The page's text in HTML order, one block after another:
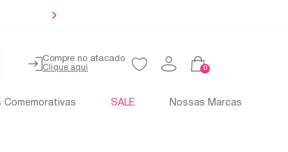
Compre no atacado
0
Comemorativas SALE Nossas Marcas